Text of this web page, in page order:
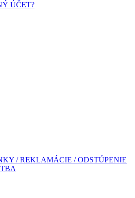
ÚČET?
/ REKLAMÁCIE / ODSTÚPENIE